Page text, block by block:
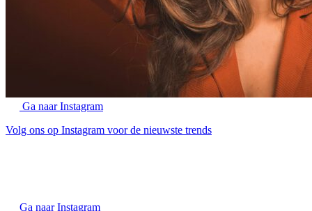
Ga naar Instagram
Volg ons op Instagram voor de nieuwste trends
Ga naar Instagram